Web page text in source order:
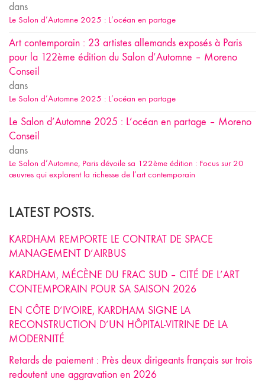
dans
Le Salon d’Automne 2025 : L’océan en partage
Art contemporain : 23 artistes allemands exposés à Paris
pour la 122ème édition du Salon d’Automne – Moreno
Conseil
dans
Le Salon d’Automne 2025 : L’océan en partage
Le Salon d’Automne 2025 : L’océan en partage – Moreno
Conseil
dans
Le Salon d’Automne, Paris dévoile sa 122ème édition : Focus sur 20
œuvres qui explorent la richesse de l’art contemporain
LATEST POSTS.
KARDHAM REMPORTE LE CONTRAT DE SPACE
MANAGEMENT D’AIRBUS
KARDHAM, MÉCÈNE DU FRAC SUD – CITÉ DE L’ART
CONTEMPORAIN POUR SA SAISON 2026
EN CÔTE D’IVOIRE, KARDHAM SIGNE LA
RECONSTRUCTION D’UN HÔPITAL-VITRINE DE LA
MODERNITÉ
Retards de paiement : Près deux dirigeants français sur trois
redoutent une aggravation en 2026